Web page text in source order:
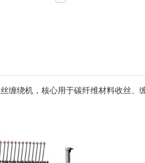
缠绕机，核心用于碳纤维材料收丝